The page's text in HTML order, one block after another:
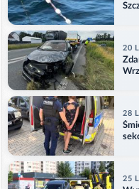
20
28
25